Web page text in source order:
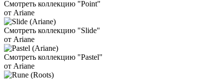
Смотреть коллекцию "Point"
от Ariane
Смотреть коллекцию "Slide"
от Ariane
Смотреть коллекцию "Pastel"
от Ariane